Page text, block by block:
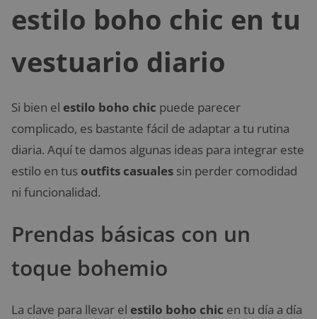
estilo boho chic en tu
vestuario diario
Si bien el estilo boho chic puede parecer
complicado, es bastante fácil de adaptar a tu rutina
diaria. Aquí te damos algunas ideas para integrar este
estilo en tus outfits casuales sin perder comodidad
ni funcionalidad.
Prendas básicas con un
toque bohemio
La clave para llevar el estilo boho chic en tu día a día